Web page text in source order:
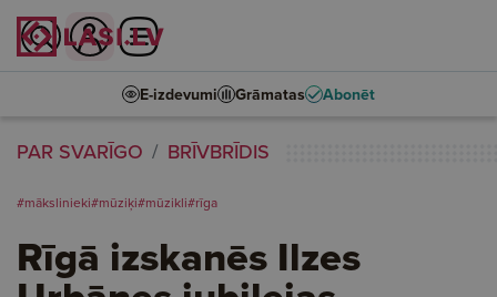
E-izdevumi Grāmatas Abonēt
PAR SVARĪGO BRĪVBRĪDIS
#mākslinieki#mūziķi#mūzikli#rīga
Rīgā izskanēs Ilzes